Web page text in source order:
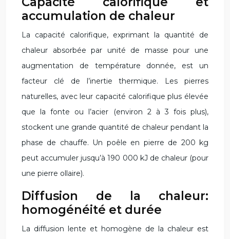
accumulation de chaleur
La capacité calorifique, exprimant la quantité de
chaleur absorbée par unité de masse pour une
augmentation de température donnée, est un
facteur clé de l’inertie thermique. Les pierres
naturelles, avec leur capacité calorifique plus élevée
que la fonte ou l’acier (environ 2 à 3 fois plus),
stockent une grande quantité de chaleur pendant la
phase de chauffe. Un poêle en pierre de 200 kg
peut accumuler jusqu’à 190 000 kJ de chaleur (pour
une pierre ollaire).
Diffusion de la chaleur:
homogénéité et durée
La diffusion lente et homogène de la chaleur est